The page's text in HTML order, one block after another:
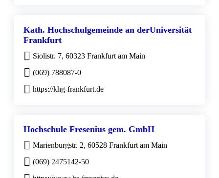
Kath. Hochschulgemeinde an derUniversität
Frankfurt
Siolistr. 7, 60323 Frankfurt am Main
(069) 788087-0
https://khg-frankfurt.de
Hochschule Fresenius gem. GmbH
Marienburgstr. 2, 60528 Frankfurt am Main
(069) 2475142-50